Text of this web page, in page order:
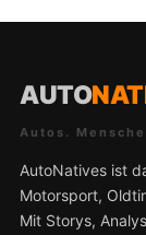
AUTO
Autos.
AutoNatives ist
Motorsport,
Mit Storys,